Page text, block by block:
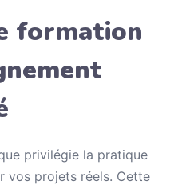
formation
privilégie la pratique
vos projets réels. Cette